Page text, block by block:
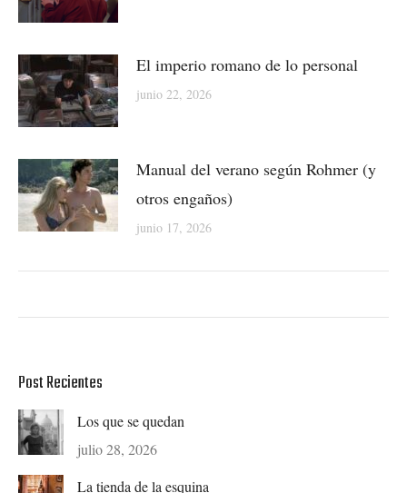
El imperio romano de lo personal
junio 22, 2026
Manual del verano según Rohmer (y
otros engaños)
junio 17, 2026
Post Recientes
Los que se quedan
julio 28, 2026
La tienda de la esquina